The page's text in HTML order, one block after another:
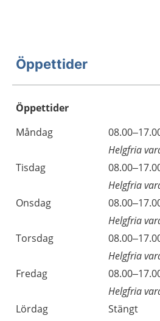
Öppettider
Öppettider
Dag
Öppettider
Kommentarer
Måndag
Helgfria
Tisdag
Helgfria
Onsdag
Helgfria
Torsdag
Helgfria
Fredag
Helgfria
Lördag
Stängt